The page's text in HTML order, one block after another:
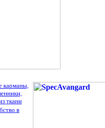
карманы,
ткани
в